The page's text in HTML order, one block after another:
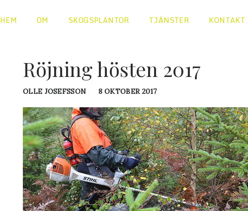
HEM OM SKOGSPLANTOR TJÄNSTER KONTAKT
Röjning hösten 2017
OLLE JOSEFSSON 8 OKTOBER 2017